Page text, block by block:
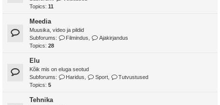
Topics: 11
Meedia
Muusika, video ja pildid
Subforums:
Filmindus
Ajakirjandus
Topics: 28
Elu
Kõik mis on eluga seotud
Subforums:
Haridus Sport,
Tutvustused
Topics: 5
Tehnika